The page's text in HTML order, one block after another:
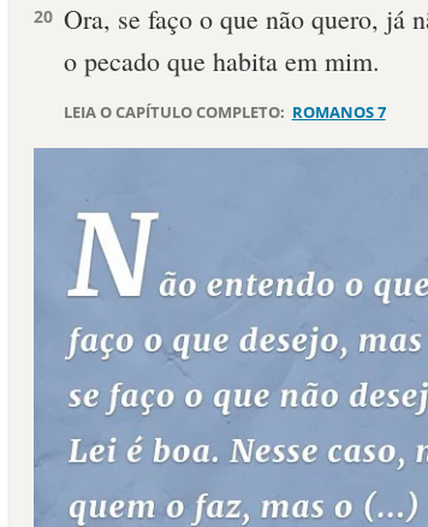
20 Ora, se faço o que não quero, já
o pecado que habita em mim.
LEIA O CAPÍTULO COMPLETO: ROMANOS 7